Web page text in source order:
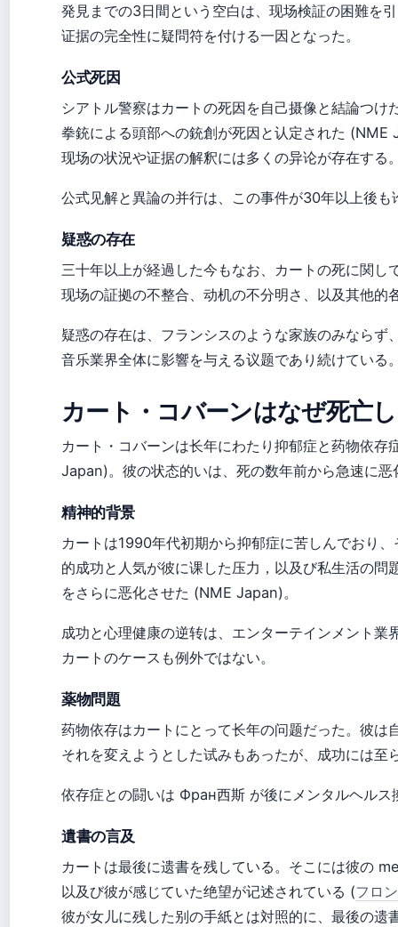
発見までの3日間という空白は、现场検証の困難を
证据の完全性に疑問符を付ける一因となった。
公式死因
シアトル警察はカートの死因を自己摄像と結論つけ
拳銃による頭部への銃創が死因と认定された (NME
现场の状況や证据の解釈には多くの异论が存在する
公式见解と異論の并行は、この事件が30年以上後
疑惑の存在
三十年以上が経過した今もなお、カートの死に関し
现场の証拠の不整合、动机の不分明さ、以及其他
疑惑の存在は、フランシスのような家族のみならず
音乐業界全体に影響を与える议题であり続けている
カート・コバーンはなぜ死亡
カート・コバーンは长年にわたり抑郁症と药物依
Japan)。彼の状态的いは、死の数年前から急速に恶
精神的背景
カートは1990年代初期から抑郁症に苦しんでおり
的成功と人気が彼に课した压力，以及び私生活の
をさらに恶化させた (NME Japan)。
成功と心理健康の逆转は、エンターテインメント業
カートのケースも例外ではない。
薬物問題
药物依存はカートにとって长年の问题だった。彼は
それを変えようとした试みもあったが、成功には
依存症との闘いは Фран西斯 が後にメンタルヘルス
遺書の言及
カートは最後に遗書を残している。そこには彼の
以及び彼が感じていた绝望が记述されている (フロ
彼が女儿に残した别の手紙とは対照的に、最後の遗